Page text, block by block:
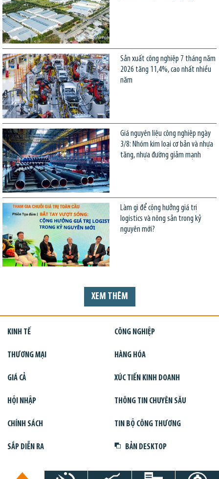
Sản xuất công nghiệp 7 tháng năm
2026 tăng 11,4%, cao nhất nhiều
năm
Giá nguyên liệu công nghiệp ngày
3/8: Nhóm kim loại cơ bản và nhựa
tăng, nhựa đường giảm mạnh
Làm gì để cộng hưởng giá trị
logistics và nông sản trong kỷ
nguyên mới?
XEM THÊM
KINH TẾ CÔNG NGHIỆP
THƯƠNG MẠI HÀNG HÓA
GIÁ CẢ XÚC TIẾN KINH DOANH
HỘI NHẬP THÔNG TIN CHUYÊN SÂU
CHÍNH SÁCH TIN BỘ CÔNG THƯƠNG
SẮP DIỄN RA BẢN DESKTOP